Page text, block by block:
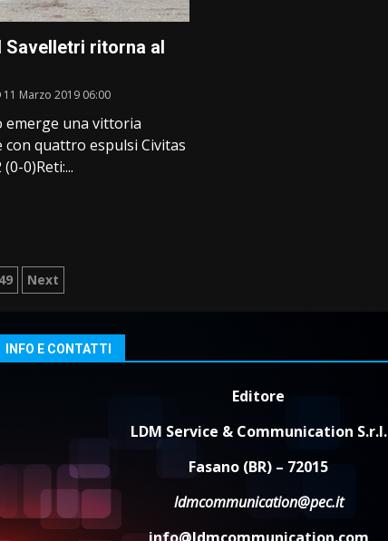
Savelletri ritorna al
11 Marzo 2019 06:00
emerge una vittoria
quattro espulsi Civitas
0)Reti:...
Next
INFO E CONTATTI
Editore
LDM Service & Communication S.r.l.
Fasano (BR) – 72015
ldmcommunication@pec.it
info@ldmcommunication.com